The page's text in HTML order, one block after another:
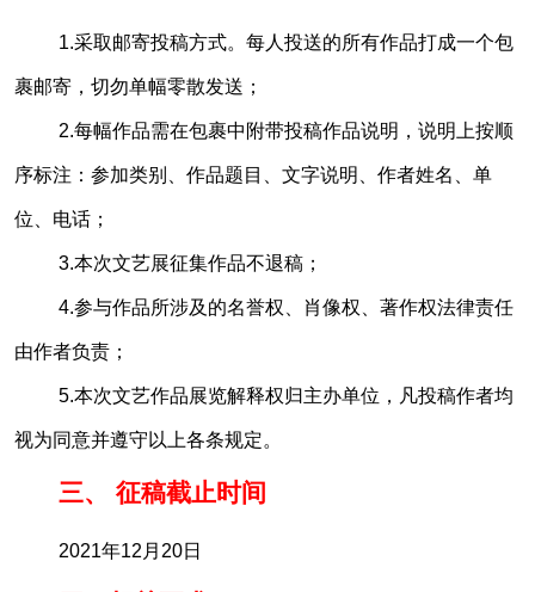
1.采取邮寄投稿方式。每人投送的所有作品打成一个包
裹邮寄，切勿单幅零散发送；
2.每幅作品需在包裹中附带投稿作品说明，说明上按顺
序标注：参加类别、作品题目、文字说明、作者姓名、单
位、电话；
3.本次文艺展征集作品不退稿；
4.参与作品所涉及的名誉权、肖像权、著作权法律责任
由作者负责；
5.本次文艺作品展览解释权归主办单位，凡投稿作者均
视为同意并遵守以上各条规定。
三、 征稿截止时间
2021年12月20日